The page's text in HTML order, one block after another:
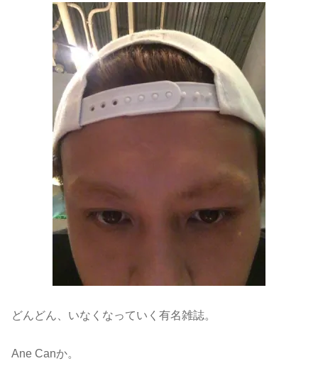
どんどん、いなくなっていく有名雑誌。
Ane Canか。